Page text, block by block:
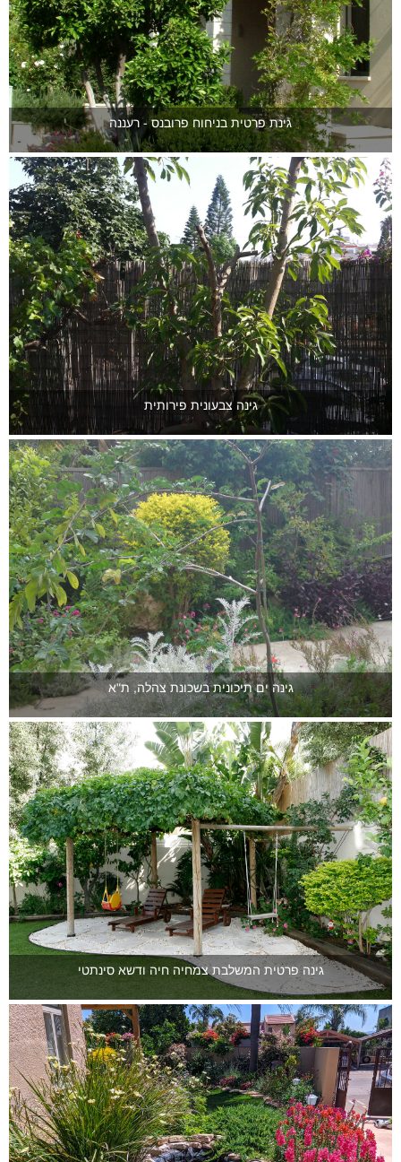
גינת פרטית בניחוח פרובנס - רעננה
גינה צבעונית פירותית
גינה ים תיכונית בשכונת צהלה, ת"א
גינה פרטית המשלבת צמחיה חיה ודשא סינתטי